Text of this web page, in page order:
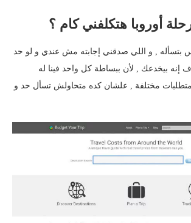
أوروبا هتكلفني كام ؟
بتسأله , و اللي صدقني إجابته مش عندي و لو حد
إنه بيخدعك , لأن ببساطة كل واحد فينا له
متطلبات مختلفة , علشان كده متحاولش تسأل حد و